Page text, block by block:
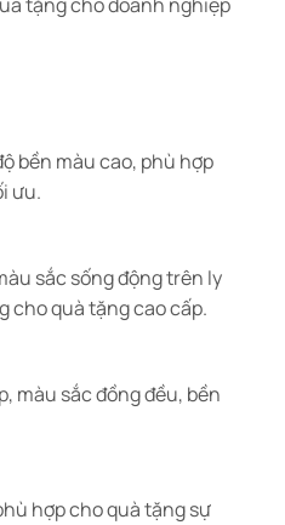
bền màu cao, phù hợp
ưu.
sắc sống động trên ly
cho quà tặng cao cấp.
màu sắc đồng đều, bền
hợp cho quà tặng sự